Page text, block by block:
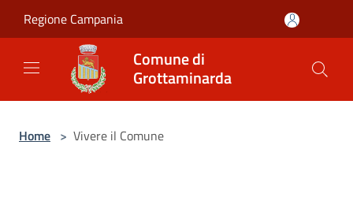
Regione Campania
Comune di
Grottaminarda
Home > Vivere il Comune